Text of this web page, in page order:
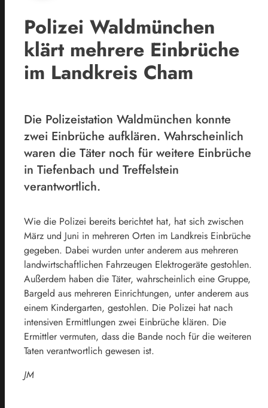
Polizei Waldmünchen
klärt mehrere Einbrüche
im Landkreis Cham
Die Polizeistation Waldmünchen konnte
zwei Einbrüche aufklären. Wahrscheinlich
waren die Täter noch für weitere Einbrüche
in Tiefenbach und Treffelstein
verantwortlich.
Wie die Polizei bereits berichtet hat, hat sich zwischen
März und Juni in mehreren Orten im Landkreis Einbrüche
gegeben. Dabei wurden unter anderem aus mehreren
landwirtschaftlichen Fahrzeugen Elektrogeräte gestohlen.
Außerdem haben die Täter, wahrscheinlich eine Gruppe,
Bargeld aus mehreren Einrichtungen, unter anderem aus
einem Kindergarten, gestohlen. Die Polizei hat nach
intensiven Ermittlungen zwei Einbrüche klären. Die
Ermittler vermuten, dass die Bande noch für die weiteren
Taten verantwortlich gewesen ist.
JM